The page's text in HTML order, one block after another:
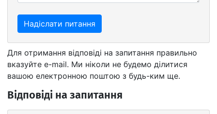
Надіслати питання
Для отримання відповіді на запитання правильно
вказуйте e-mail. Ми ніколи не будемо ділитися
вашою електронною поштою з будь-ким ще.
Відповіді на запитання